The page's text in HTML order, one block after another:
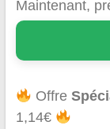
Maintenant,
Offre
1,14€